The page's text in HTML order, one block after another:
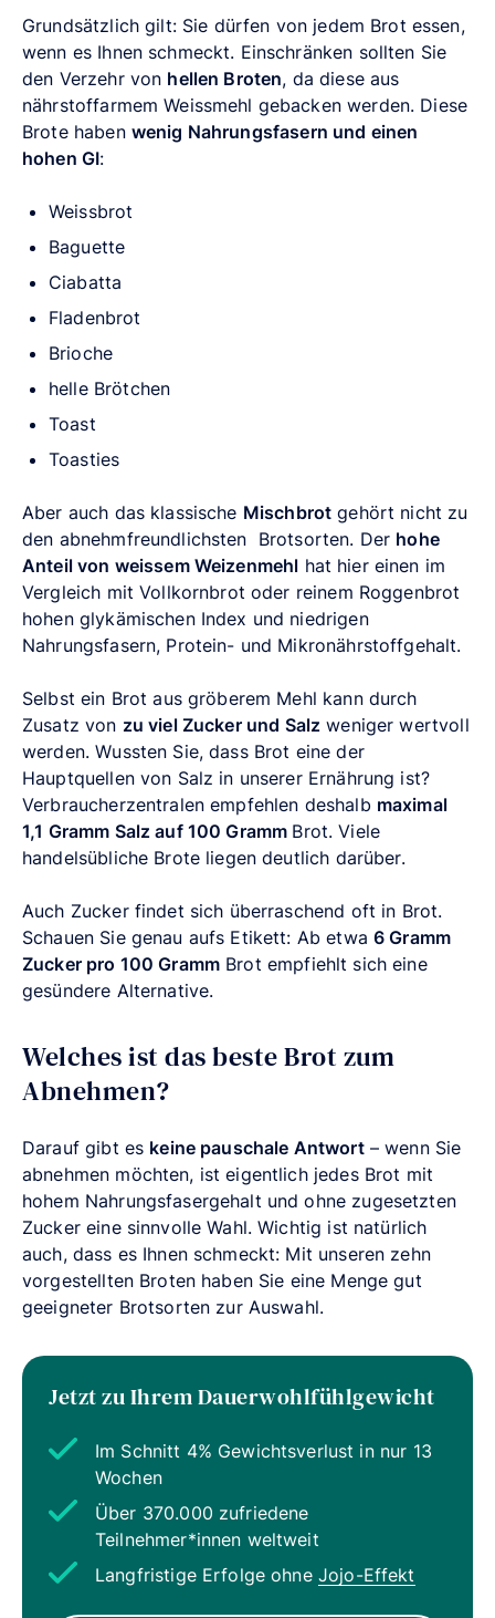
Grundsätzlich gilt: Sie dürfen von jedem Brot essen,
wenn es Ihnen schmeckt. Einschränken sollten Sie
den Verzehr von hellen Broten, da diese aus
nährstoffarmem Weissmehl gebacken werden. Diese
Brote haben wenig Nahrungsfasern und einen
hohen GI:
Weissbrot
Baguette
Ciabatta
Fladenbrot
Brioche
helle Brötchen
Toast
Toasties
Aber auch das klassische Mischbrot gehört nicht zu
den abnehmfreundlichsten Brotsorten. Der hohe
Anteil von weissem Weizenmehl hat hier einen im
Vergleich mit Vollkornbrot oder reinem Roggenbrot
hohen glykämischen Index und niedrigen
Nahrungsfasern, Protein- und Mikronährstoffgehalt.
Selbst ein Brot aus gröberem Mehl kann durch
Zusatz von zu viel Zucker und Salz weniger wertvoll
werden. Wussten Sie, dass Brot eine der
Hauptquellen von Salz in unserer Ernährung ist?
Verbraucherzentralen empfehlen deshalb maximal
1,1 Gramm Salz auf 100 Gramm Brot. Viele
handelsübliche Brote liegen deutlich darüber.
Auch Zucker findet sich überraschend oft in Brot.
Schauen Sie genau aufs Etikett: Ab etwa 6 Gramm
Zucker pro 100 Gramm Brot empfiehlt sich eine
gesündere Alternative.
Welches ist das beste Brot zum
Abnehmen?
Darauf gibt es keine pauschale Antwort– wenn Sie
abnehmen möchten, ist eigentlich jedes Brot mit
hohem Nahrungsfasergehalt und ohne zugesetzten
Zucker eine sinnvolle Wahl. Wichtig ist natürlich
auch, dass es Ihnen schmeckt: Mit unseren zehn
vorgestellten Broten haben Sie eine Menge gut
geeigneter Brotsorten zur Auswahl.
Jetzt zu Ihrem Dauerwohlfühlgewicht
Im Schnitt 4% Gewichtsverlust in nur 13
Wochen
Über 370.000 zufriedene
Teilnehmer*innen weltweit
Langfristige Erfolge ohne Jojo-Effekt